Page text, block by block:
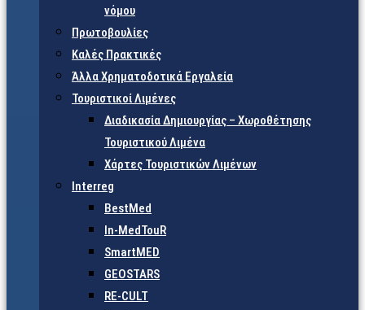
νόμου
Πρωτοβουλίες
Καλές Πρακτικές
Άλλα Χρηματοδοτικά Εργαλεία
Τουριστικοί Λιμένες
Διαδικασία Δημιουργίας – Χωροθέτησης
Τουριστικού Λιμένα
Χάρτες Τουριστικών Λιμένων
Interreg
BestMed
In-MedTouR
SmartMED
GEOSTARS
RE-CULT